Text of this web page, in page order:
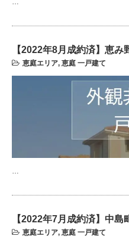
…
【2022年8月成約済】恵
恵庭エリア, 恵庭 一戸建て
…
【2022年7月成約済】中
恵庭エリア, 恵庭 一戸建て